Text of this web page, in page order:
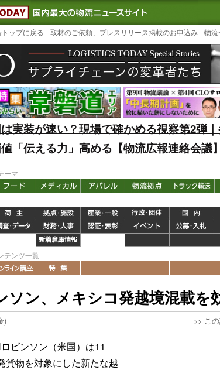
LOGISTICS TODAY｜国内最大の物流ニュー
ップに戻る 取材のご依頼、プレスリリース掲載のお申込み 物流
実装が速い？現場で確かめる視察第2弾
「伝える力」高める【物流広報連絡会議
ーマ
テンツ一覧
ソン、メキシコ発越境混載を
) >> こ
ビンソン（米国）は11
貨物を対象にした新たな越